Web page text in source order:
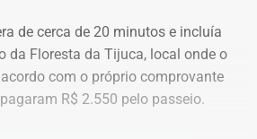
anterior: a Concorrência SRP nº
licitações distintas, a manutenção
prorrogação milionária a favor da
LTDA ocorrem
debate
consiste em três blocos de
confrontos diretos entre os
para considerações finais.
de cerca de 20 minutos e incluía
da Floresta da Tijuca, local onde o
com o próprio comprovante
R$ 2.550 pelo passeio.